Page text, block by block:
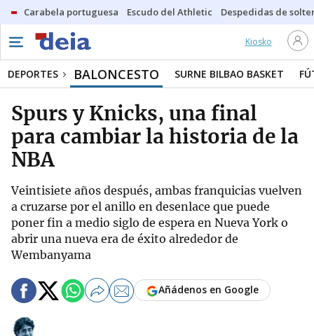
Carabela portuguesa Escudo del Athletic Despedidas de
Kiosko
DEPORTES BALONCESTO SURNE BILBAO BASKET
Spurs y Knicks, una final
para cambiar la historia de la
NBA
Veintisiete años después, ambas franquicias vuelven
a cruzarse por el anillo en desenlace que puede
poner fin a medio siglo de espera en Nueva York o
abrir una nueva era de éxito alrededor de
Wembanyama
Añádenos en Google